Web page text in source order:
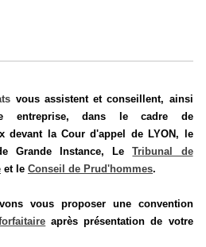
vous assistent et conseillent, ainsi
entreprise, dans le cadre de
devant la Cour d'appel de LYON, le
Grande Instance, Le
Tribunal de
et le Conseil de Prud'hommes.
vous proposer une convention
après présentation de votre